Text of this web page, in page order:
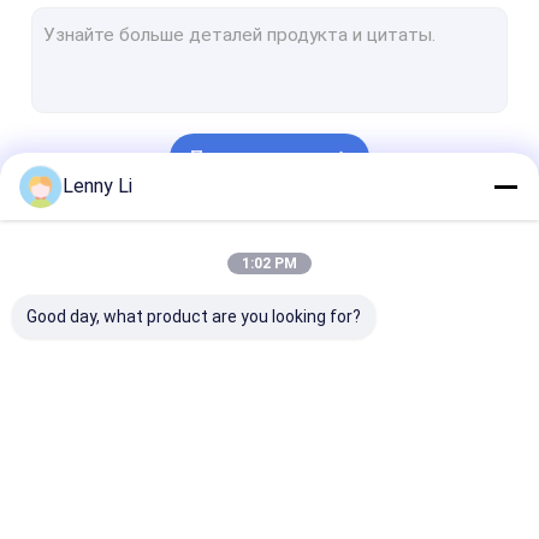
Металлические шлифовальные колеса
Машины для шлифования с помощью ЧПУ
Продолжать
Lenny Li
1:02 PM
Good day, what product are you looking for?